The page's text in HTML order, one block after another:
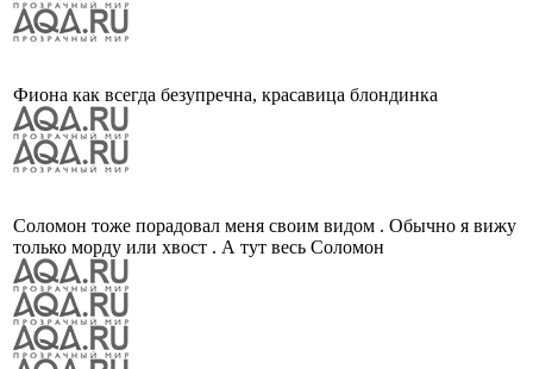
Фиона как всегда безупречна, красавица блондинка
Соломон тоже порадовал меня своим видом . Обычно я вижу
только морду или хвост . А тут весь Соломон